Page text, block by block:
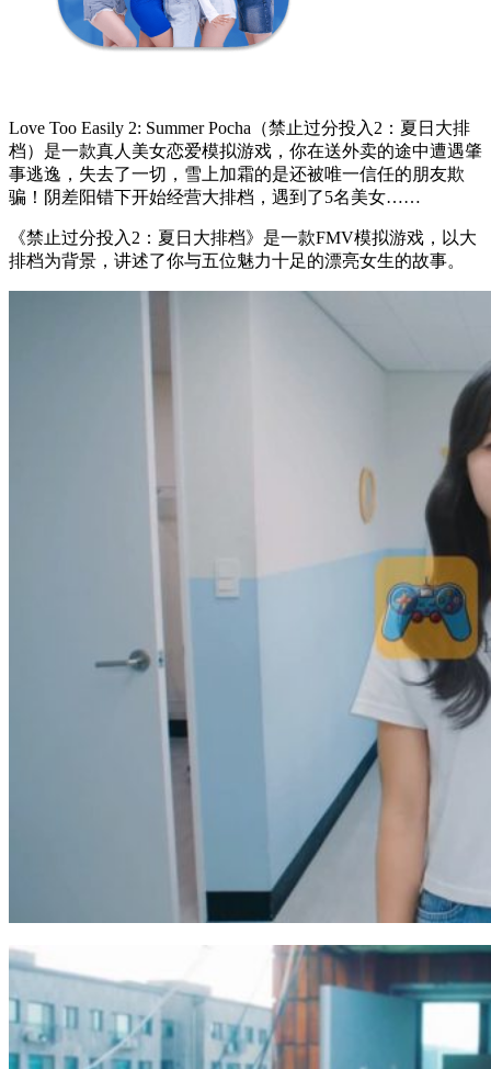
Love Too Easily 2: Summer Pocha（禁止过分投入2：夏日大排
档）是一款真人美女恋爱模拟游戏，你在送外卖的途中遭遇肇
事逃逸，失去了一切，雪上加霜的是还被唯一信任的朋友欺
骗！阴差阳错下开始经营大排档，遇到了5名美女……
《禁止过分投入2：夏日大排档》是一款FMV模拟游戏，以大
排档为背景，讲述了你与五位魅力十足的漂亮女生的故事。